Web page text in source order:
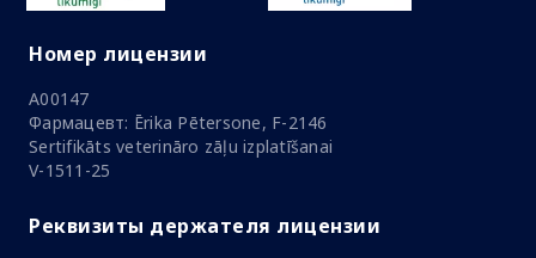
Номер лицензии
A00147
Фармацевт: Ērika Pētersone, F-2146
Sertifikāts veterināro zāļu izplatīšanai
V-1511-25
Реквизиты держателя лицензии